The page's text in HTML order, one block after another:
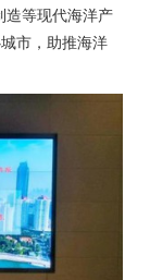
造等现代海洋产
市，助推海洋